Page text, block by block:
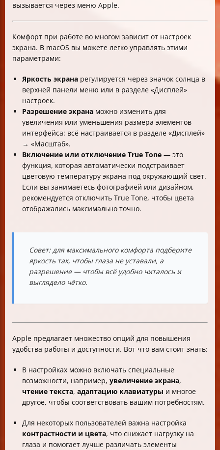
вызывается через меню Apple.
Комфорт при работе во многом зависит от настроек
экрана. В macOS вы можете легко управлять этими
параметрами:
Яркость экрана регулируется через значок солнца в
верхней панели меню или в разделе «Дисплей»
настроек.
Разрешение экрана можно изменить для
увеличения или уменьшения размера элементов
интерфейса: всё настраивается в разделе «Дисплей»
→ «Масштаб».
Включение или отключение True Tone — это
функция, которая автоматически подстраивает
цветовую температуру экрана под окружающий свет.
Если вы занимаетесь фотографией или дизайном,
рекомендуется отключить True Tone, чтобы цвета
отображались максимально точно.
Совет: для максимального комфорта подберите
яркость так, чтобы глаза не уставали, а
разрешение — чтобы всё удобно читалось и
выглядело чётко.
Apple предлагает множество опций для повышения
удобства работы и доступности. Вот что вам стоит знать:
В настройках можно включать специальные
возможности, например, увеличение экрана,
чтение текста, адаптацию клавиатуры и многое
другое, чтобы соответствовать вашим потребностям.
Для некоторых пользователей важна настройка
контрастности и цвета, что снижает нагрузку на
глаза и помогает лучше различать элементы